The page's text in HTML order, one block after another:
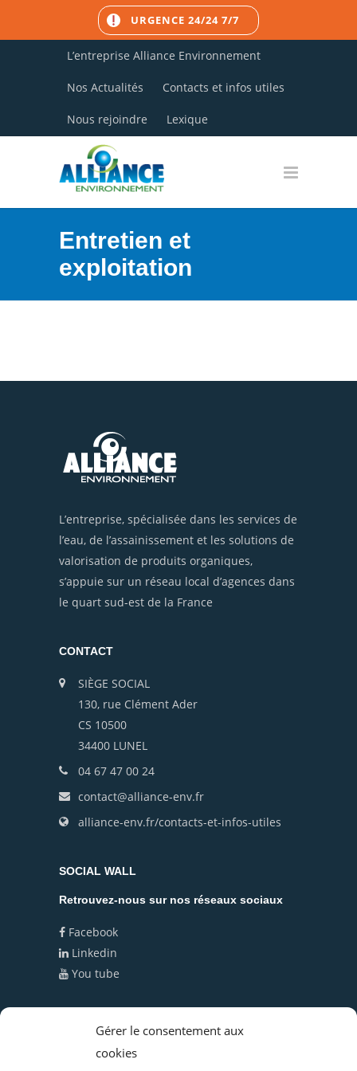
Gérer le consentement aux
cookies
L’entreprise Alliance Environnement
Nos Actualités Contacts et infos utiles
Nous rejoindre Lexique
Entretien et
exploitation
L’entreprise, spécialisée dans les services de
l’eau, de l’assainissement et les solutions de
valorisation de produits organiques,
s’appuie sur un réseau local d’agences dans
le quart sud-est de la France
CONTACT
SIÈGE SOCIAL
130, rue Clément Ader
CS 10500
34400 LUNEL
04 67 47 00 24
contact@alliance-env.fr
alliance-env.fr/contacts-et-infos-utiles
SOCIAL WALL
Retrouvez-nous sur nos réseaux sociaux
Facebook
Linkedin
You tube
URGENCE 24/24 7/7
Politique de cookies (UE)